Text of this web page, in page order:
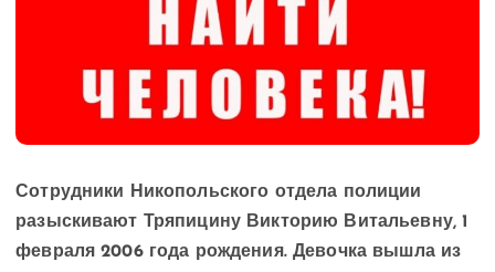
Сотрудники Никопольского отдела полиции
разыскивают Тряпицину Викторию Витальевну, 1
февраля 2006 года рождения. Девочка вышла из